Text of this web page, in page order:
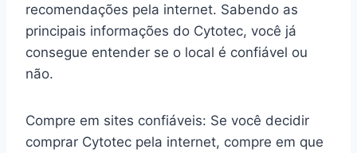
recomendações pela internet. Sabendo as
principais informações do Cytotec, você já
consegue entender se o local é confiável ou
não.
Compre em sites confiáveis: Se você decidir
comprar Cytotec pela internet, compre em que